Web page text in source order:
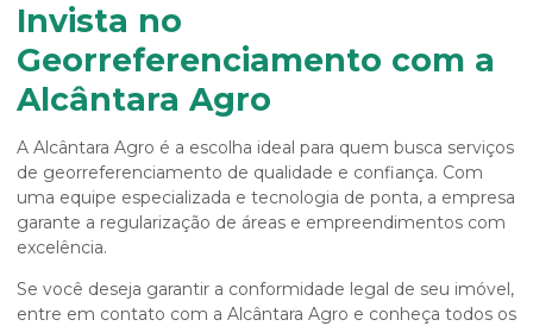
Invista no
Georreferenciamento com a
Alcântara Agro
A Alcântara Agro é a escolha ideal para quem busca serviços
de georreferenciamento de qualidade e confiança. Com
uma equipe especializada e tecnologia de ponta, a empresa
garante a regularização de áreas e empreendimentos com
excelência.
Se você deseja garantir a conformidade legal de seu imóvel,
entre em contato com a Alcântara Agro e conheça todos os